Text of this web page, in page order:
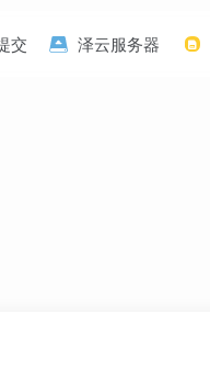
交 泽云服务器